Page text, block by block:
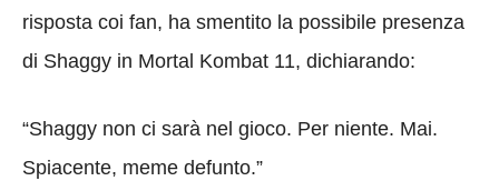
risposta coi fan, ha smentito la possibile presenza
di Shaggy in Mortal Kombat 11, dichiarando:
“Shaggy non ci sarà nel gioco. Per niente. Mai.
Spiacente, meme defunto.”